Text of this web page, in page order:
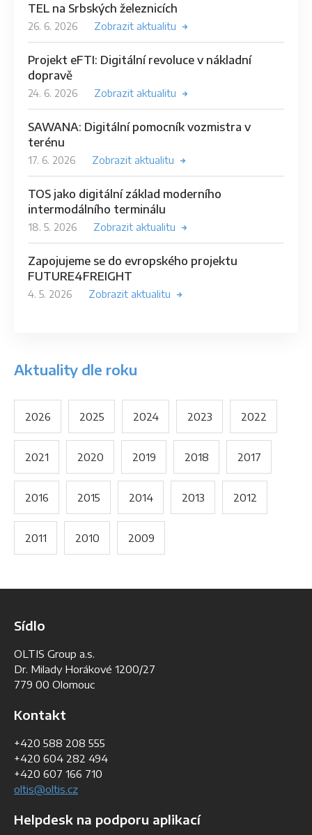
TEL na Srbských železnicích
26. 6. 2026 Zobrazit aktualitu
Projekt eFTI: Digitální revoluce v nákladní
dopravě
24. 6. 2026 Zobrazit aktualitu
SAWANA: Digitální pomocník vozmistra v
terénu
17. 6. 2026 Zobrazit aktualitu
TOS jako digitální základ moderního
intermodálního terminálu
18. 5. 2026 Zobrazit aktualitu
Zapojujeme se do evropského projektu
FUTURE4FREIGHT
4. 5. 2026 Zobrazit aktualitu
Aktuality dle roku
2026 2025 2024 2023 2022
2021 2020 2019 2018 2017
2016 2015 2014 2013 2012
2011 2010 2009
Sídlo
OLTIS Group a.s.
Dr. Milady Horákové 1200/27
779 00 Olomouc
Kontakt
+420 588 208 555
+420 604 282 494
+420 607 166 710
oltis@oltis.cz
Helpdesk na podporu aplikací